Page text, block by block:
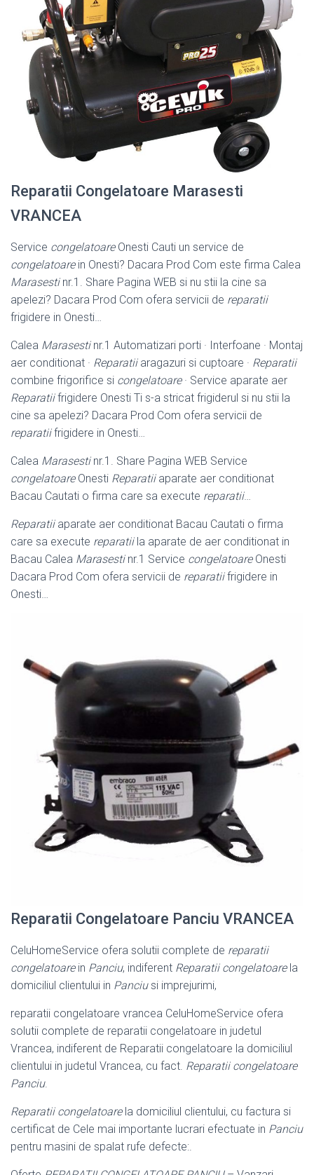
Reparatii Congelatoare Marasesti
VRANCEA
Service congelatoareOnesti Cauti un service de
congelatoarein Onesti? Dacara Prod Com este firma Calea
Marasestinr.1. Share Pagina WEB si nu stii la cine sa
apelezi? Dacara Prod Com ofera servicii de reparatii
frigidere in Onesti…
Calea Marasestinr.1 Automatizari porti · Interfoane · Montaj
aer conditionat · Reparatiiaragazuri si cuptoare · Reparatii
combine frigorifice si congelatoare· Service aparate aer
Reparatiifrigidere Onesti Ti s-a stricat frigiderul si nu stii la
cine sa apelezi? Dacara Prod Com ofera servicii de
reparatiifrigidere in Onesti…
Calea Marasestinr.1. Share Pagina WEB Service
congelatoareOnesti Reparatiiaparate aer conditionat
Bacau Cautati o firma care sa execute reparatii…
Reparatiiaparate aer conditionat Bacau Cautati o firma
care sa execute reparatiila aparate de aer conditionat in
Bacau Calea Marasestinr.1 Service congelatoareOnesti
Dacara Prod Com ofera servicii de reparatiifrigidere in
Onesti…
Reparatii Congelatoare Panciu VRANCEA
CeluHomeService ofera solutii complete de reparatii
congelatoarein Panciu, indiferent Reparatii congelatoarela
domiciliul clientului in Panciusi imprejurimi,
reparatii congelatoare vrancea CeluHomeService ofera
solutii complete de reparatii congelatoare in judetul
Vrancea, indiferent de Reparatii congelatoare la domiciliul
clientului in judetul Vrancea, cu fact. Reparatii congelatoare
Panciu.
Reparatii congelatoarela domiciliul clientului, cu factura si
certificat de Cele mai importante lucrari efectuate in Panciu
pentru masini de spalat rufe defecte:.